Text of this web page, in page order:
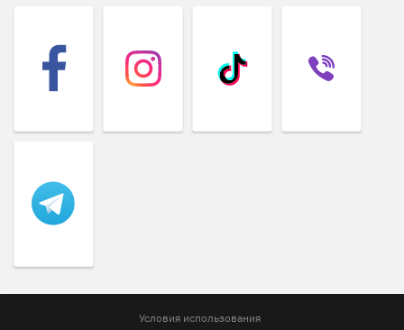
Условия использования